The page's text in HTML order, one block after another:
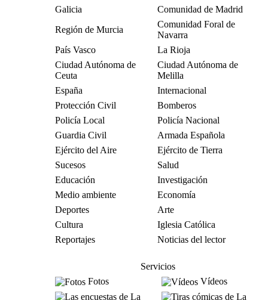
Galicia
Comunidad de Madrid
Región de Murcia
Comunidad Foral de
Navarra
País Vasco
La Rioja
Ciudad Autónoma de
Ceuta
Ciudad Autónoma de
Melilla
España
Internacional
Protección Civil
Bomberos
Policía Local
Policía Nacional
Guardia Civil
Armada Española
Ejército del Aire
Ejército de Tierra
Sucesos
Salud
Educación
Investigación
Medio ambiente
Economía
Deportes
Arte
Cultura
Iglesia Católica
Reportajes
Noticias del lector
Servicios
Fotos
Vídeos